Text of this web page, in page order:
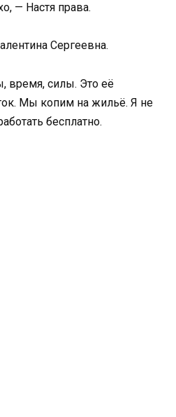
— Настя права.
Сергеевна.
время, силы. Это её
Мы копим на жильё. Я не
бесплатно.